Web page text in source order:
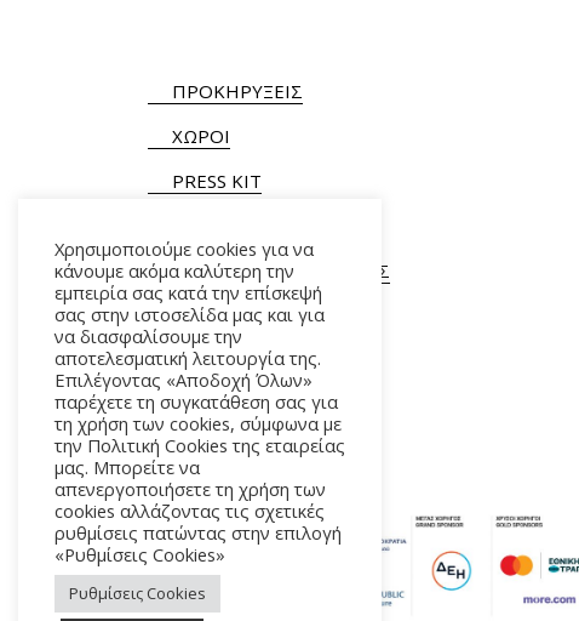
ΠΡΟΚΗΡΥΞΕΙΣ
ΧΩΡΟΙ
PRESS KIT
ΓΕΝΙΚΕΣ ΠΛΗΡΟΦΟΡΙΕΣ
Τ. +30 210 9282900/ 901
Χρησιμοποιούμε cookies για να
κάνουμε ακόμα καλύτερη την
εμπειρία σας κατά την επίσκεψή
σας στην ιστοσελίδα μας και για
να διασφαλίσουμε την
αποτελεσματική λειτουργία της.
Επιλέγοντας «Αποδοχή Όλων»
παρέχετε τη συγκατάθεση σας για
τη χρήση των cookies, σύμφωνα με
την Πολιτική Cookies της εταιρείας
μας. Μπορείτε να
απενεργοποιήσετε τη χρήση των
cookies αλλάζοντας τις σχετικές
ρυθμίσεις πατώντας στην επιλογή
«Ρυθμίσεις Cookies»
Ρυθμίσεις Cookies